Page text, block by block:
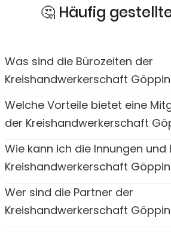
🤔 Häufig
Was sind die Bürozeiten der
Kreishandwerkerschaft
Welche Vorteile bietet eine
der Kreishandwerkerschaft
Wie kann ich die Innungen und
Kreishandwerkerschaft
Wer sind die Partner der
Kreishandwerkerschaft